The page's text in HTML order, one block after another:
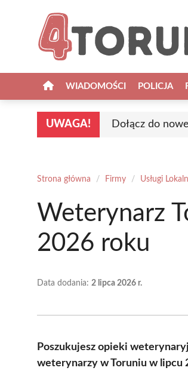
WIADOMOŚCI POLICJA
UWAGA! Dołącz do
Strona główna / Firmy / Usługi
Weterynarz
2026 roku
Data dodania: 2 lipca 2026 r.
Poszukujesz opieki
weterynarzy w Toruniu w lipcu